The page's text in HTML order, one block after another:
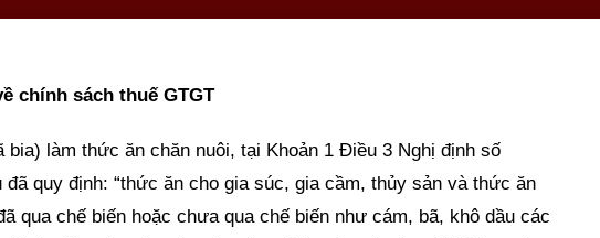
chính sách thuế GTGT
làm thức ăn chăn nuôi, tại Khoản 1 Điều 3 Nghị định số
quy định: “thức ăn cho gia súc, gia cầm, thủy sản và thức ăn
qua chế biến hoặc chưa qua chế biến như cám, bã, khô dầu các